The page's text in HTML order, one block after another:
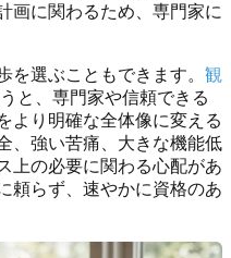
画に関わるため、専門家に
を選ぶこともできます。 観
と、専門家や信頼できる
より明確な全体像に変える
、強い苦痛、大きな機能低
上の必要に関わる心配があ
頼らず、速やかに資格のあ